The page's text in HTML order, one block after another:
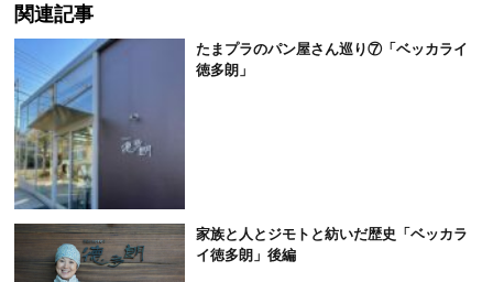
関連記事
たまプラのパン屋さん巡り⑦「ベッカライ
徳多朗」
家族と人とジモトと紡いだ歴史「ベッカラ
イ徳多朗」後編